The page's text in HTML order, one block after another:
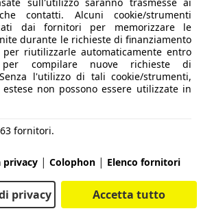
21.950 euro
1.9 turbodiesel cat SX da 18.748 euro
1.9 turbodiesel cat SX da 17.922 euro
Plus 1.9 turbodiesel cat SX Plus da
turbodiesel SX da 18.175 euro
1.9 turbodiesel SX Vip da 21.382 euro
turbodiesel VSX da 23.499 euro
1.9 turbodiesel/75CV X da 17.133
2.0 HDi/90CV cat SX Plus da 21.588
TD HDi cat Activa da 26.175 euro
contatti. Alcuni cookie/strumenti
dai fornitori per memorizzare le
durante le richieste di finanziamento
riutilizzarle automaticamente entro
compilare nuove richieste di
l'utilizzo di tali cookie/strumenti,
non possono essere utilizzate in
fornitori.
privacy | Colophon | Elenco fornitori
privacy Accetta tutto